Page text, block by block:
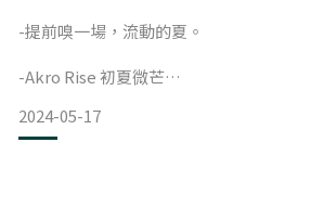
用同樣工整細膩的心，
一個個數字背後，
如深放抽屜中的手稿般珍貴的思緒迴圈。
一個以Rosendo Mateu為名的品牌也就此誕
-提前嗅一場，流動的夏。
-Akro Rise 初夏微芒
2024-05-17